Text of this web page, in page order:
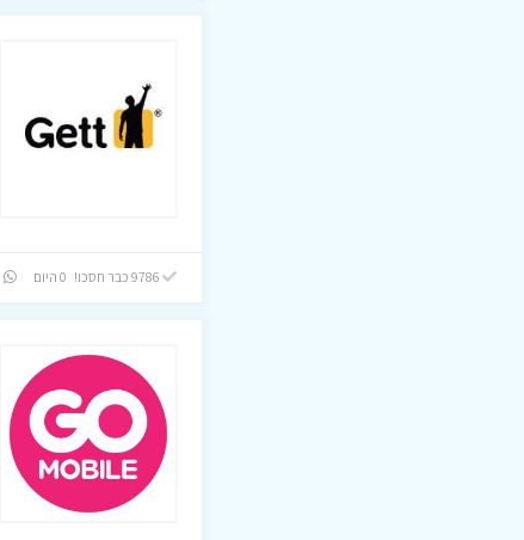
9786 כבר חסכו! 0 היום